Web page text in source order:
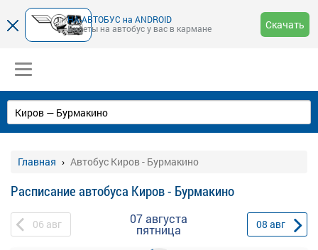
НА-АВТОБУС на ANDROID
Билеты на автобус у вас в кармане
Скачать
Главная Автобус Киров - Бурмакино
Расписание автобуса Киров - Бурмакино
06 авг 07 августа
пятница 08 авг